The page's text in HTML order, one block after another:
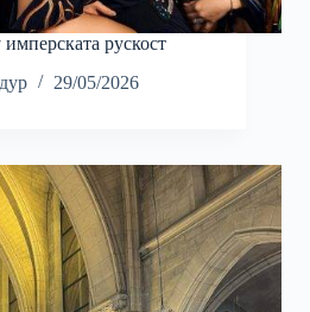
рускост
29/05/2026